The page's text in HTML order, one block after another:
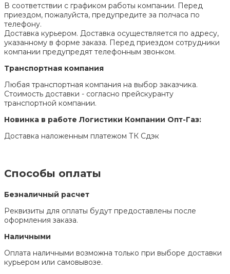
В соответствии с графиком работы компании. Перед
приездом, пожалуйста, предупредите за полчаса по
телефону.
Доставка курьером. Доставка осуществляется по адресу,
указанному в форме заказа. Перед приездом сотрудники
компании предупредят телефонным звонком.
Транспортная компания
Любая транспортная компания на выбор заказчика.
Стоимость доставки - согласно прейскуранту
транспортной компании.
Новинка в работе Логистики Компании Опт-Газ:
Доставка наложенным платежом ТК Сдэк
Способы оплаты
Безналичный расчет
Реквизиты для оплаты будут предоставлены после
оформления заказа.
Наличными
Оплата наличными возможна только при выборе доставки
курьером или самовывозе.